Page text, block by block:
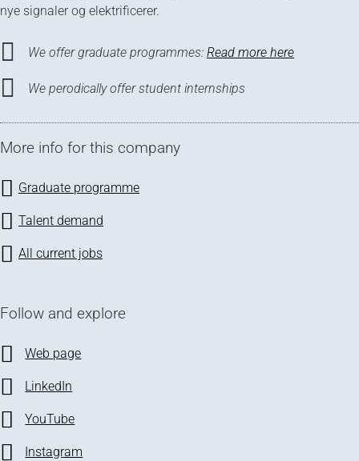
nye signaler og elektrificerer.
We offer graduate programmes: Read more here
We perodically offer student internships
More info for this company
Graduate programme
Talent demand
All current jobs
Follow and explore
Web page
LinkedIn
YouTube
Instagram